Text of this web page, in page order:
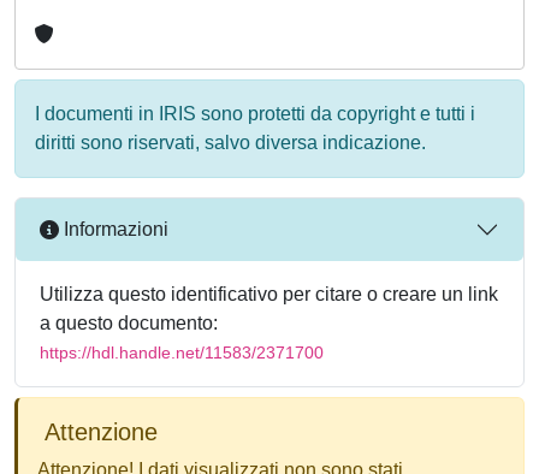
I documenti in IRIS sono protetti da copyright e tutti i
diritti sono riservati, salvo diversa indicazione.
Informazioni
Utilizza questo identificativo per citare o creare un link
a questo documento:
https://hdl.handle.net/11583/2371700
Attenzione
Attenzione! I dati visualizzati non sono stati